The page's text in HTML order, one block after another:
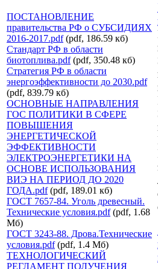
ПОСТАНОВЛЕНИЕ
правительства РФ о СУБСИДИЯХ
2016-2017.pdf(pdf, 186.59 кб)
Стандарт РФ в области
биотоплива.pdf(pdf, 350.48 кб)
Стратегия РФ в области
энергоэффективности до 2030.pdf
(pdf, 839.79 кб)
ОСНОВНЫЕ НАПРАВЛЕНИЯ
ГОС ПОЛИТИКИ В СФЕРЕ
ПОВЫШЕНИЯ
ЭНЕРГЕТИЧЕСКОЙ
ЭФФЕКТИВНОСТИ
ЭЛЕКТРОЭНЕРГЕТИКИ НА
ОСНОВЕ ИСПОЛЬЗОВАНИЯ
ВИЭ НА ПЕРИОД ДО 2020
ГОДА.pdf(pdf, 189.01 кб)
ГОСТ 7657-84. Уголь древесный.
Технические условия.pdf(pdf, 1.68
Мб)
ГОСТ 3243-88. Дрова.Технические
условия.pdf(pdf, 1.4 Мб)
ТЕХНОЛОГИЧЕСКИЙ
РЕГЛАМЕНТ ПОЛУЧЕНИЯ